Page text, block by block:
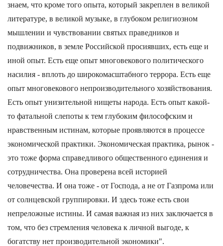
знаем, что кроме того опыта, который закреплен в великой
литературе, в великой музыке, в глубоком религиозном
мышлении и чувствовании святых праведников и
подвижников, в земле Российской просиявших, есть еще и
иной опыт. Есть еще опыт многовекового политического
насилия - вплоть до широкомасштабного террора. Есть еще
опыт многовекового непроизводительного хозяйствования.
Есть опыт унизительной нищеты народа. Есть опыт какой-
то фатальной слепоты к тем глубоким философским и
нравственным истинам, которые проявляются в процессе
экономической практики. Экономическая практика, рынок -
это тоже форма справедливого общественного единения и
сотрудничества. Она проверена всей историей
человечества. И она тоже - от Господа, а не от Газпрома или
от солнцевской группировки. И здесь тоже есть свои
непреложные истины. И самая важная из них заключается в
том, что без стремления человека к личной выгоде, к
богатству нет производительной экономики".